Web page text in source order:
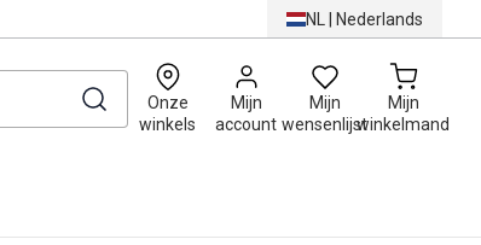
NL | Nederlands
Onze
winkels
Mijn
account
Mijn
wensenlijst
Mijn
winkelmand
0